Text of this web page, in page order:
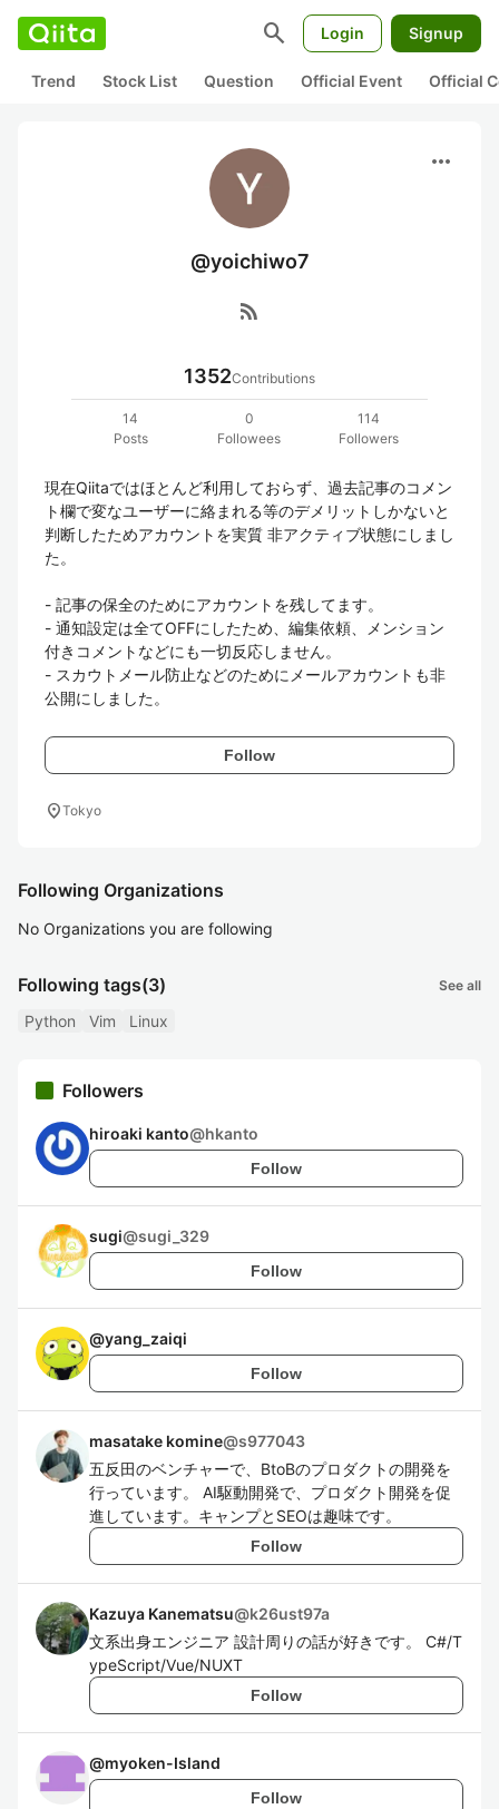
search Login Signup
Trend Stock List Question Official Event Official
more_horiz
@yoichiwo7
rss_feed
1352Contributions
14
Posts
0
Followees
114
Followers
現在Qiitaではほとんど利用しておらず、過去記事のコメン
ト欄で変なユーザーに絡まれる等のデメリットしかないと
判断したためアカウントを実質 非アクティブ状態にしまし
た。
- 記事の保全のためにアカウントを残してます。
- 通知設定は全てOFFにしたため、編集依頼、メンション
付きコメントなどにも一切反応しません。
- スカウトメール防止などのためにメールアカウントも非
公開にしました。
Follow
location_onTokyo
Following Organizations
No Organizations you are following
Following tags(3) See all
Python Vim Linux
Followers
hiroaki kanto@hkanto
Follow
sugi@sugi_329
Follow
@yang_zaiqi
Follow
masatake komine@s977043
五反田のベンチャーで、BtoBのプロダクトの開発を
行っています。 AI駆動開発で、プロダクト開発を促
進しています。キャンプとSEOは趣味です。
Follow
Kazuya Kanematsu@k26ust97a
文系出身エンジニア 設計周りの話が好きです。 C#/T
ypeScript/Vue/NUXT
Follow
@myoken-Island
Follow